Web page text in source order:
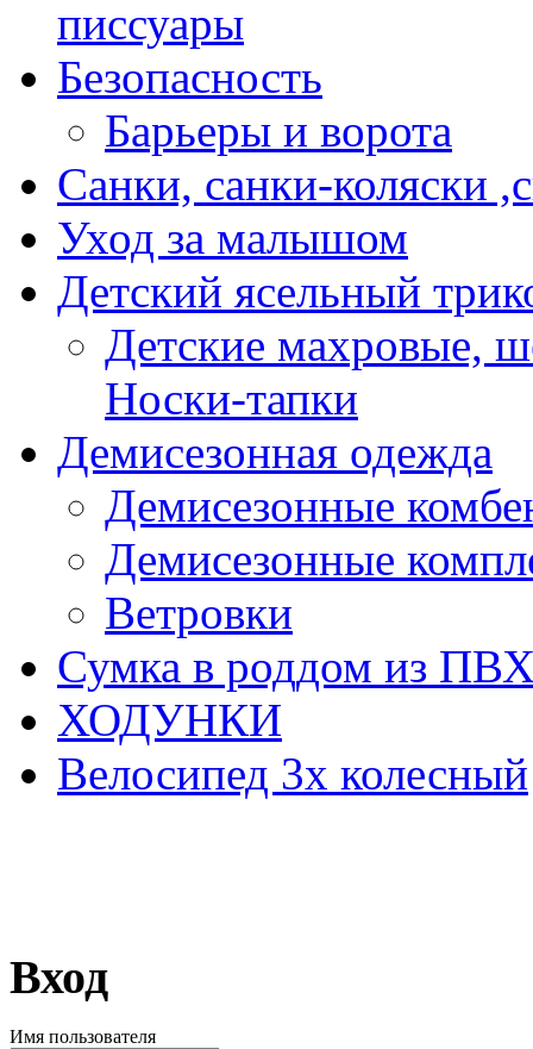
писсуары
Безопасность
Барьеры и ворота
Санки, санки-коляски
Уход за малышом
Детский ясельный
Детские махровые,
Носки-тапки
Демисезонная одежда
Демисезонные
Демисезонные
Ветровки
Сумка в роддом из
ХОДУНКИ
Велосипед 3х колесный
Вход
Имя пользователя